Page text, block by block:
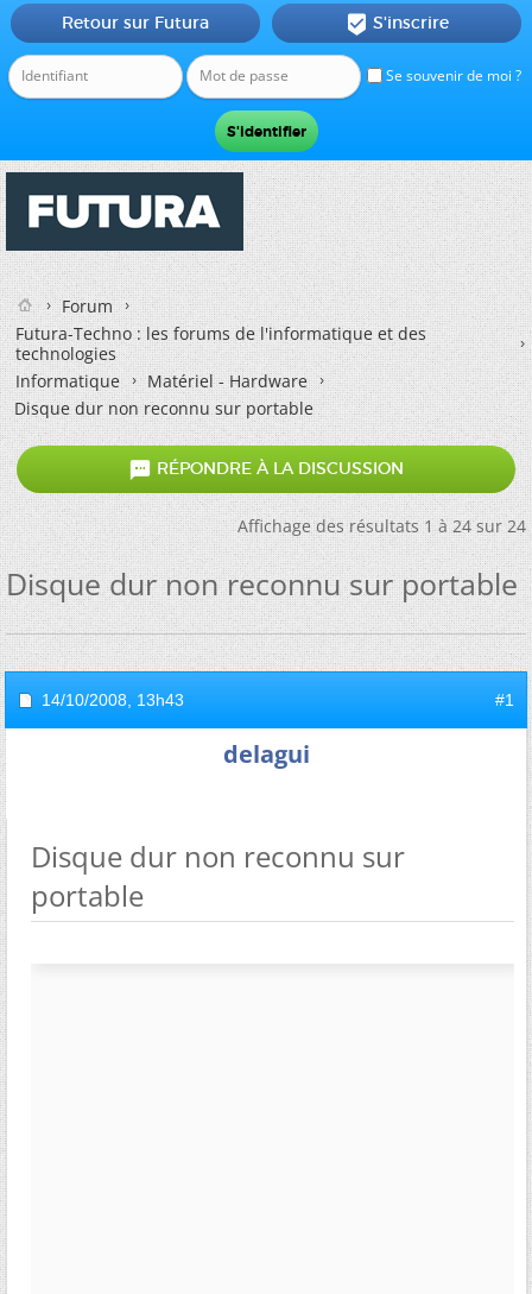
Se souvenir de moi ?
Retour sur Futura  S'inscrire
Forum
Futura-Techno : les forums de l'informatique et des
technologies
Informatique
Matériel - Hardware
Disque dur non reconnu sur portable
 RÉPONDRE À LA DISCUSSION
Affichage des résultats 1 à 24 sur 24
Disque dur non reconnu sur portable
14/10/2008, 13h43 #1
delagui
Disque dur non reconnu sur
portable